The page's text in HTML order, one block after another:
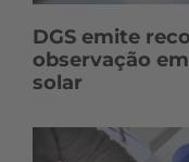
DGS emite
observação
solar